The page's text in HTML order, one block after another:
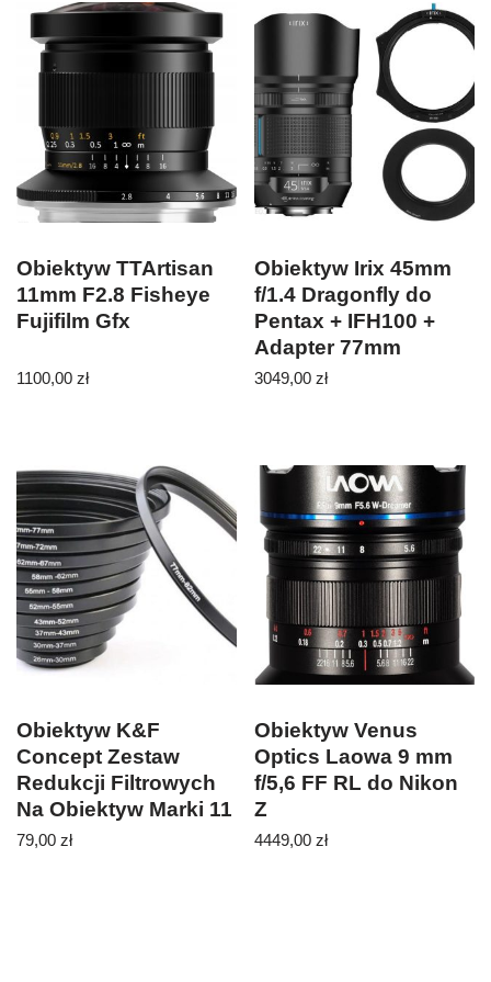
Obiektyw TTArtisan
11mm F2.8 Fisheye
Fujifilm Gfx
1100,00 zł
Obiektyw Irix 45mm
f/1.4 Dragonfly do
Pentax + IFH100 +
Adapter 77mm
3049,00zł
Obiektyw K&F
Concept Zestaw
Redukcji Filtrowych
Na Obiektyw Marki 11
Sztuk (SKU0800)
79,00 zł
Obiektyw Venus
Optics Laowa 9 mm
f/5,6 FF RL do Nikon
Z
4449,00zł